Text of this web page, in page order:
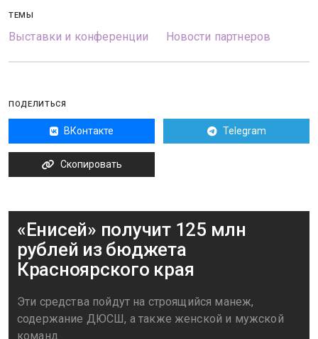
ТЕМЫ
Выставки и конференции Новости партнеров
ПОДЕЛИТЬСЯ
ВКонтакте Telegram
Скопировать
«Енисей» получит 125 млн
рублей из бюджета
Красноярского края
Эти средства пойдут на строящийся манеж,
содержание ДЮСШ, а также женской и мужской
команд